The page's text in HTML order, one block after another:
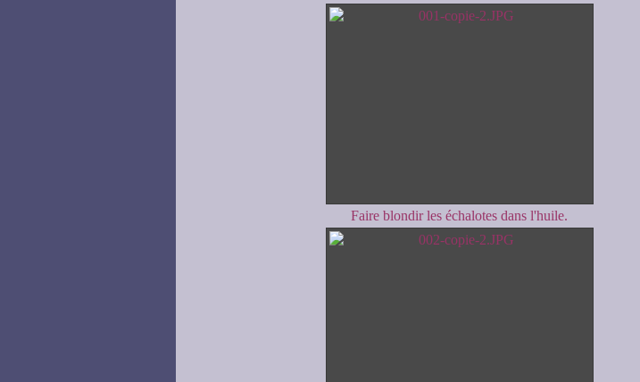
Faire blondir les échalotes dans l'huile.